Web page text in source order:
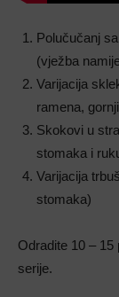
Polučučanj
(vježba
Varijacija
ramena,
Skokovi u
stomaka i
Varijacija
stomaka)
Odradite 10 –
serije.